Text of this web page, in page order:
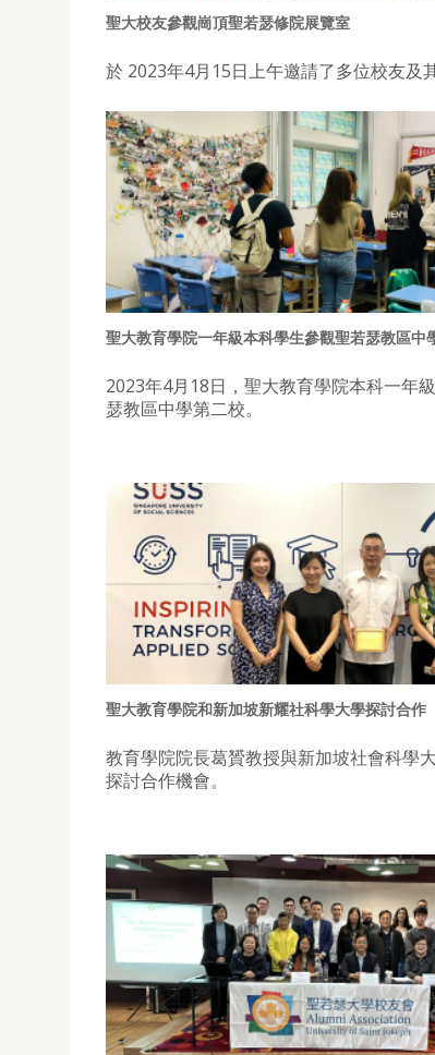
聖大校友參觀崗頂聖若瑟修院展覽室
於 2023年4月15日上午邀請了多位校友及
聖大教育學院一年級本科學生參觀聖若瑟教區中
2023年4月18日，聖大教育學院本科一年
瑟教區中學第二校。
聖大教育學院和新加坡新耀社科學大學探討合作
教育學院院長葛贇教授與新加坡社會科學
探討合作機會。